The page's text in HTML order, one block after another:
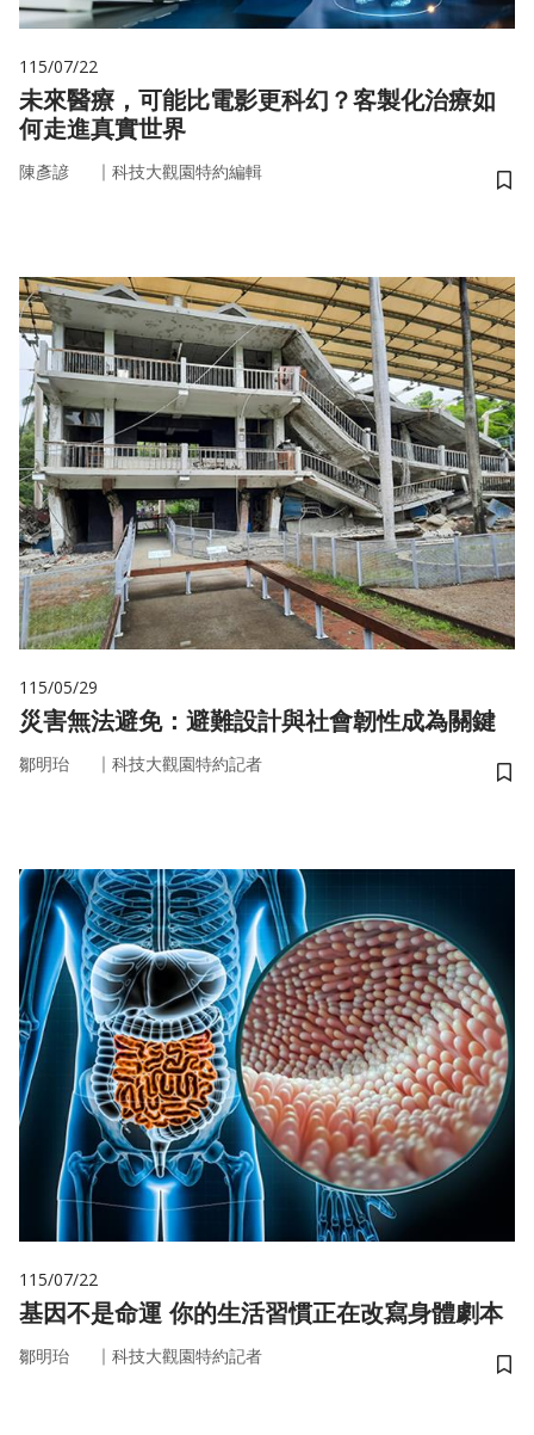
115/07/22
未來醫療，可能比電影更科幻？客製化治療如
何走進真實世界
陳彥諺 ｜ 科技大觀園特約編輯
儲
115/05/29
災害無法避免：避難設計與社會韌性成為關鍵
鄒明珆 ｜ 科技大觀園特約記者
儲
115/07/22
基因不是命運 你的生活習慣正在改寫身體劇本
鄒明珆 ｜ 科技大觀園特約記者
儲